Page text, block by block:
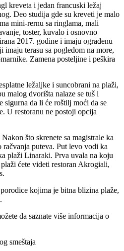
kreveta i jedan francuski ležaj
Deo studija gde su kreveti je malo
mini-rernu sa ringlama, mali
toster, kuvalo i osnovno
2017. godine i imaju ograđenu
terasu sa pogledom na more,
Zamena posteljine i peškira
ležaljke i suncobrani na plaži,
malog dvorišta nalaze se tuš i
da li će roštilj moći da se
U restoranu ne postoji opcija
što skrenete sa magistrale ka
račvanja puteva. Put levo vodi ka
plaži Linaraki. Prva uvala na koju
ćete videti restoran Akrogiali,
kojima je bitna blizina plaže,
da saznate više informacija o
smeštaja